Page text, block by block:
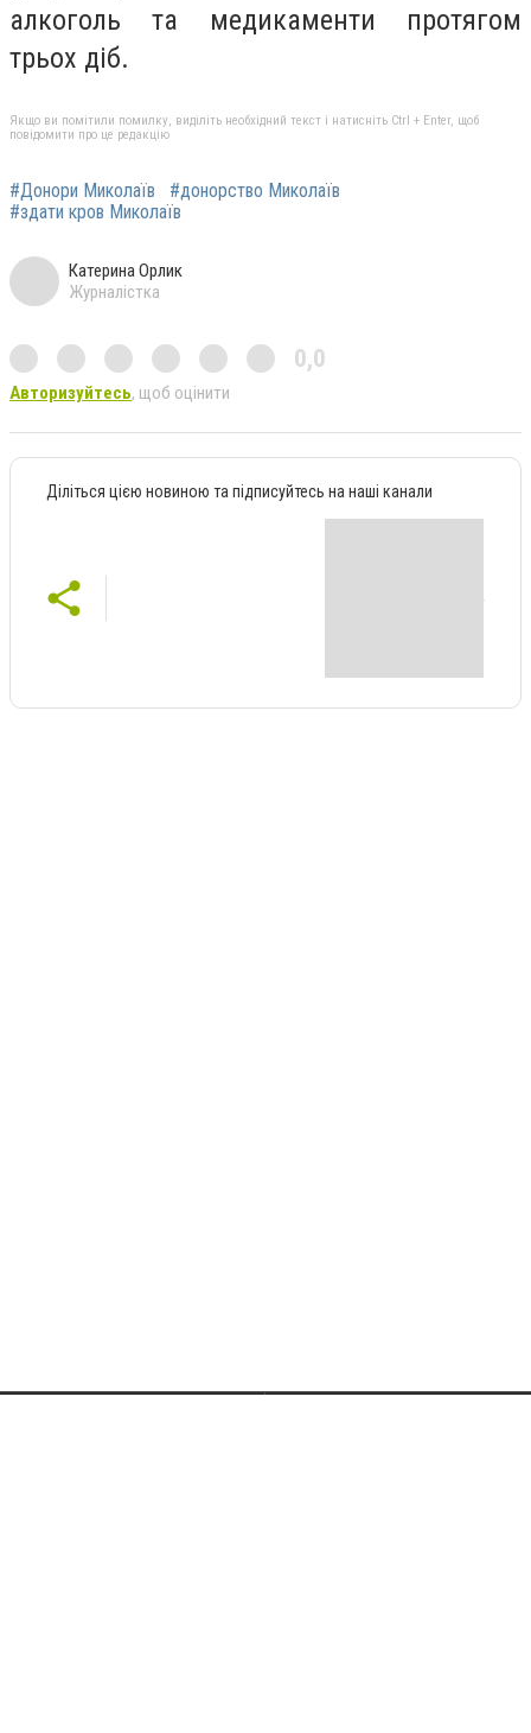
алкоголь та медикаменти протягом
трьох діб.
Якщо ви помітили помилку, виділіть необхідний текст і натисніть Ctrl + Enter, щоб
повідомити про це редакцію
#Донори Миколаїв
#донорство Миколаїв
#здати кров Миколаїв
Катерина Орлик
Журналістка
0,0
Авторизуйтесь, щоб оцінити
Діліться цією новиною та підписуйтесь на наші канали